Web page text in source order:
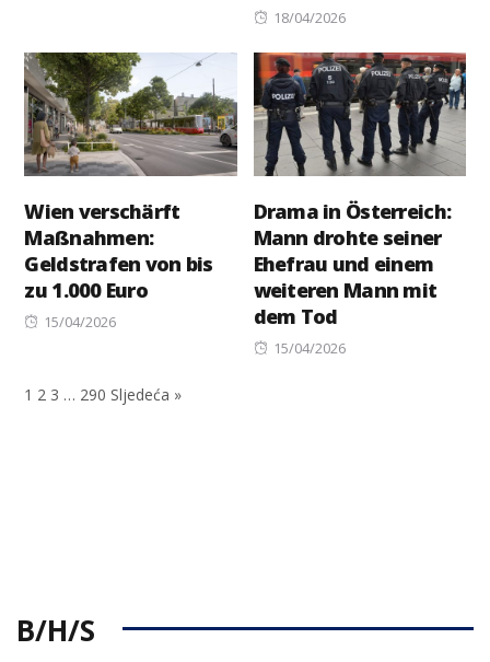
Posted
18/04/2026
Wien verschärft
Maßnahmen:
Geldstrafen von bis
zu 1.000 Euro
Posted
15/04/2026
Drama in Österreich:
Mann drohte seiner
Ehefrau und einem
weiteren Mann mit
dem Tod
Posted
15/04/2026
1 2 3 … 290 Sljedeća »
B/H/S